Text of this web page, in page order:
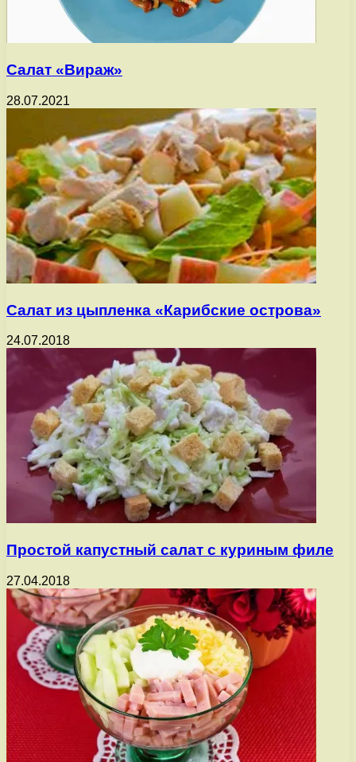
Салат «Вираж»
28.07.2021
Салат из цыпленка «Карибские острова»
24.07.2018
Простой капустный салат с куриным филе
27.04.2018